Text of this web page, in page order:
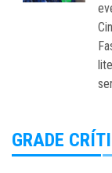
GRADE